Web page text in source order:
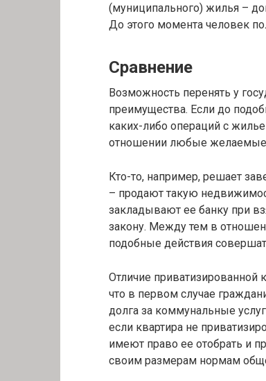
(муниципального) жилья –
До этого момента человек
Сравнение
Возможность перенять у
преимущества. Если до
каких-либо операций с
отношении любые желаемые
Кто-то, например, решает
– продают такую
закладывают ее банку при
закону. Между тем в
подобные действия
Отличие приватизированной
что в первом случае
долга за коммунальные
если квартира не
имеют право ее отобрать и
своим размерам нормам